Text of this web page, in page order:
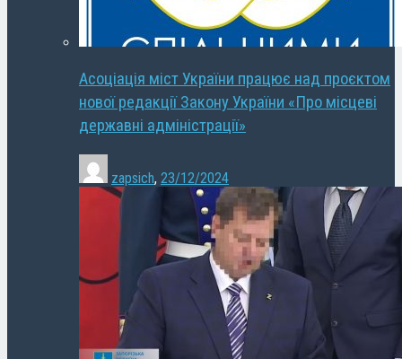
Асоціація міст України працює над проєктом
нової редакції Закону України «Про місцеві
державні адміністрації»
zapsich, 23/12/2024